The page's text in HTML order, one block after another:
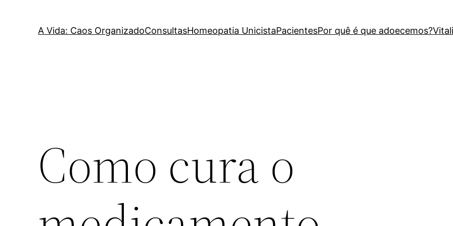
A Vida: Caos OrganizadoConsultasHomeopatia UnicistaPacientesPor quê é que adoecemos?
Como cura o